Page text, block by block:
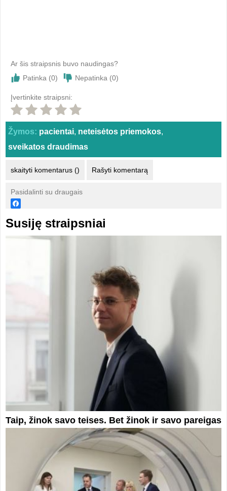
Ar šis straipsnis buvo naudingas?
Patinka (0) Nepatinka (0)
Įvertinkite straipsni:
Žymos: pacientai, neteisėtos priemokos,
sveikatos draudimas
skaityti komentarus () Rašyti komentarą
Pasidalinti su draugais
Susiję straipsniai
Taip, žinok savo teises. Bet žinok ir savo pareigas